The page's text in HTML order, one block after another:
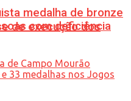
de execução dos
medalha de bronze
com deficiência